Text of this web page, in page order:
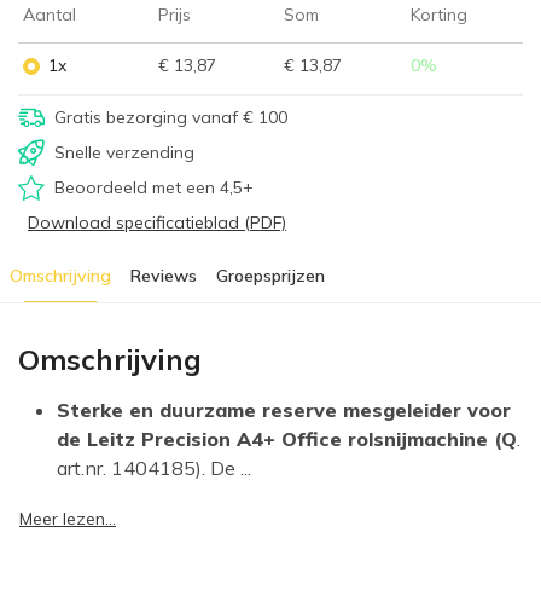
Aantal Prijs Som Korting
1x € 13,87 € 13,87 0%
Gratis bezorging vanaf € 100
Snelle verzending
Beoordeeld met een 4,5+
Download specificatieblad (PDF)
Omschrijving Reviews Groepsprijzen
Omschrijving
Sterke en duurzame reserve mesgeleider voor
de Leitz Precision A4+ Office rolsnijmachine (Q.
art.nr. 1404185). De ...
Meer lezen...